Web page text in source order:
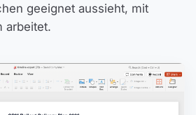
geeignet aussieht, mit
arbeitet.